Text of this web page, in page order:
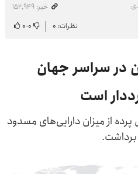
خبر: ۱۵۲٬۹۴۹
نظرات: ۰ ۰-۰
در سراسر جهان
است
پرده از میزان دارایی‌های مسدود
برداشت.